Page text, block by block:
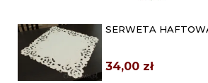
SERWETA
34,00 zł